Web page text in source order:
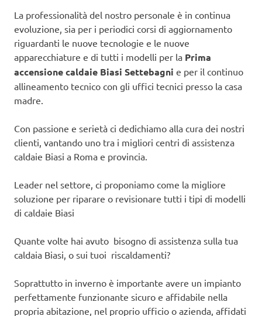
La professionalità del nostro personale è in continua
evoluzione, sia per i periodici corsi di aggiornamento
riguardanti le nuove tecnologie e le nuove
apparecchiature e di tutti i modelli per la Prima
accensione caldaie Biasi Settebagni e per il continuo
allineamento tecnico con gli uffici tecnici presso la casa
madre.
Con passione e serietà ci dedichiamo alla cura dei nostri
clienti, vantando uno tra i migliori centri di assistenza
caldaie Biasi a Roma e provincia.
Leader nel settore, ci proponiamo come la migliore
soluzione per riparare o revisionare tutti i tipi di modelli
di caldaie Biasi
Quante volte hai avuto bisogno di assistenza sulla tua
caldaia Biasi, o sui tuoi riscaldamenti?
Soprattutto in inverno è importante avere un impianto
perfettamente funzionante sicuro e affidabile nella
propria abitazione, nel proprio ufficio o azienda, affidati